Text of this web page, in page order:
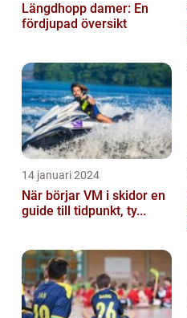
Längdhopp damer: En
fördjupad översikt
14 januari 2024
När börjar VM i skidor en
guide till tidpunkt, ty...